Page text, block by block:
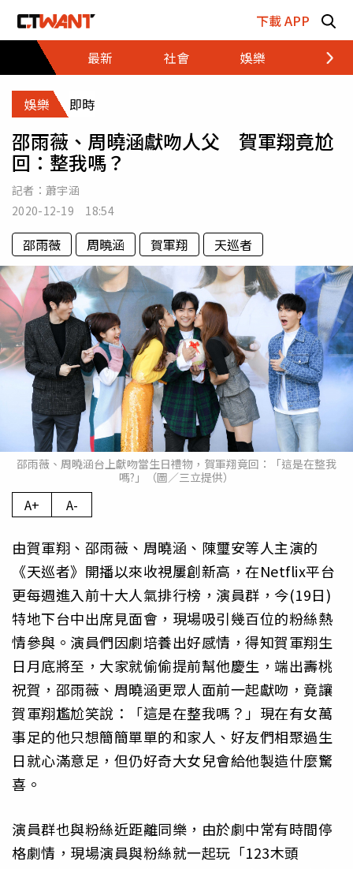
下載 APP
最新
社會 娛樂 財經
娛樂 即時
邵雨薇、周曉涵獻吻人父 賀軍翔竟尬
回：整我嗎？
記者： 蕭宇涵
2020-12-19 18:54
邵雨薇 周曉涵 賀軍翔 天巡者
邵雨薇、周曉涵台上獻吻當生日禮物，賀軍翔竟回：「這是在整我
嗎?」（圖／三立提供）
A+ A-
由賀軍翔、邵雨薇、周曉涵、陳璽安等人主演的
《天巡者》開播以來收視屢創新高，在Netflix平台
更每週進入前十大人氣排行榜，演員群，今(19日)
特地下台中出席見面會，現場吸引幾百位的粉絲熱
情參與。演員們因劇培養出好感情，得知賀軍翔生
日月底將至，大家就偷偷提前幫他慶生，端出壽桃
祝賀，邵雨薇、周曉涵更眾人面前一起獻吻，竟讓
賀軍翔尷尬笑說：「這是在整我嗎？」現在有女萬
事足的他只想簡簡單單的和家人、好友們相聚過生
日就心滿意足，但仍好奇大女兒會給他製造什麼驚
喜。
演員群也與粉絲近距離同樂，由於劇中常有時間停
格劇情，現場演員與粉絲就一起玩「123木頭